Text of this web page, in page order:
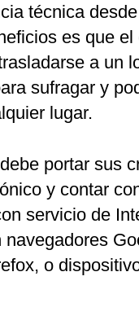
técnica
es que el
a un
sufragar y
lugar.
portar sus
y contar
servicio de
navegadores
o